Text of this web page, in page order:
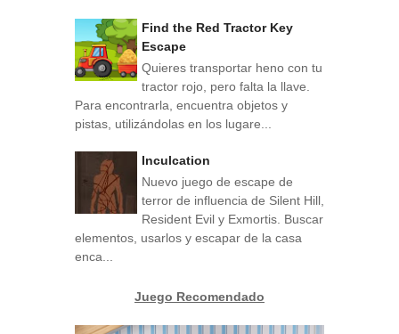
Find the Red Tractor Key
Escape
Quieres transportar heno con tu
tractor rojo, pero falta la llave.
Para encontrarla, encuentra objetos y
pistas, utilizándolas en los lugare...
Inculcation
Nuevo juego de escape de
terror de influencia de Silent Hill,
Resident Evil y Exmortis. Buscar
elementos, usarlos y escapar de la casa
enca...
Juego Recomendado